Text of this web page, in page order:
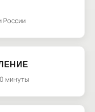
России
минуты